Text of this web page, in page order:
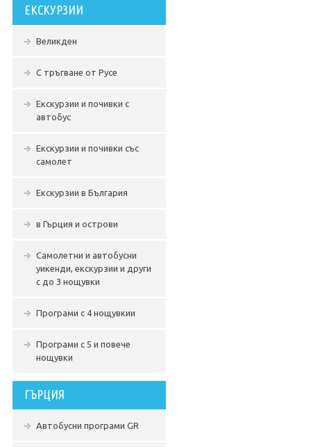
ЕКСКУРЗИИ
Великден
С тръгване от Русе
Екскурзии и почивки с
автобус
Екскурзии и почивки със
самолет
Екскурзии в България
в Гърция и острови
Самолетни и автобусни
уикенди, екскурзии и други
с до 3 нощувки
Програми с 4 нощувкии
Програми с 5 и повече
нощувки
ГЪРЦИЯ
Автобусни програми GR